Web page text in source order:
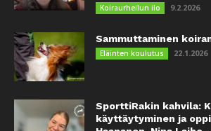
Koiraurheilun ilo 9.2.2026
Sammuttaminen
Eläinten koulutus 22.1.2026
SporttiRakin kahvila:
käyttäytyminen ja